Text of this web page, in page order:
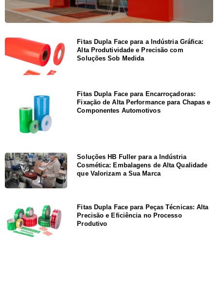
Fitas Dupla Face para a Indústria Gráfica:
Alta Produtividade e Precisão com
Soluções Sob Medida
Fitas Dupla Face para Encarroçadoras:
Fixação de Alta Performance para Chapas e
Componentes Automotivos
Soluções HB Fuller para a Indústria
Cosmética: Embalagens de Alta Qualidade
que Valorizam a Sua Marca
Fitas Dupla Face para Peças Técnicas: Alta
Precisão e Eficiência no Processo
Produtivo